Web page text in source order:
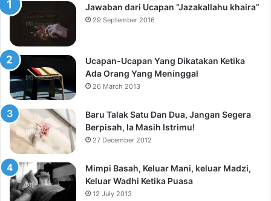
Jawaban dari Ucapan “Jazakallahu khaira”
29 September 2016
Ucapan-Ucapan Yang Dikatakan Ketika
Ada Orang Yang Meninggal
26 March 2013
Baru Talak Satu Dan Dua, Jangan Segera
Berpisah, Ia Masih Istrimu!
27 December 2012
Mimpi Basah, Keluar Mani, keluar Madzi,
Keluar Wadhi Ketika Puasa
12 July 2013